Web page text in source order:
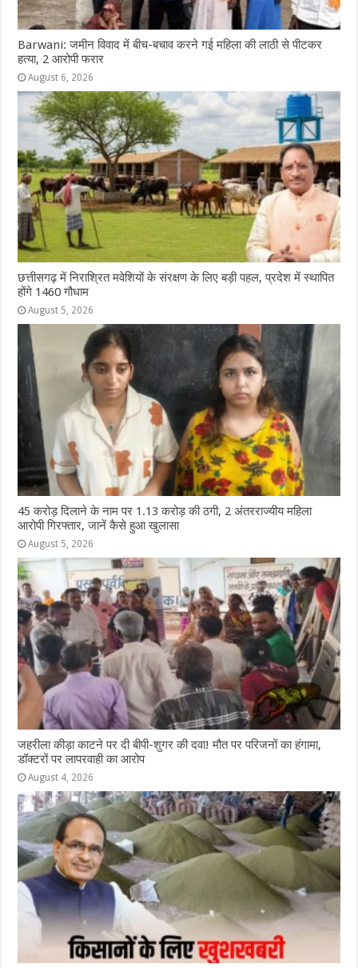
Barwani: जमीन विवाद में बीच-बचाव करने गई महिला की लाठी से पीटकर
हत्या, 2 आरोपी फरार
August 6, 2026
छत्तीसगढ़ में निराश्रित मवेशियों के संरक्षण के लिए बड़ी पहल, प्रदेश में स्थापित
होंगे 1460 गौधाम
August 5, 2026
45 करोड़ दिलाने के नाम पर 1.13 करोड़ की ठगी, 2 अंतरराज्यीय महिला
आरोपी गिरफ्तार, जानें कैसे हुआ खुलासा
August 5, 2026
जहरीला कीड़ा काटने पर दी बीपी-शुगर की दवा! मौत पर परिजनों का हंगामा,
डॉक्टरों पर लापरवाही का आरोप
August 4, 2026